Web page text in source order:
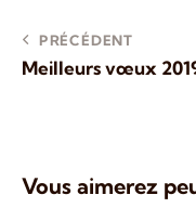
PRÉCÉDENT
Meilleurs vœux
Vous aimerez